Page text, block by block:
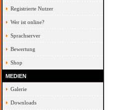
Registrierte Nutzer
Wer ist online?
Sprachserver
Bewertung
Shop
MEDIEN
Galerie
Downloads